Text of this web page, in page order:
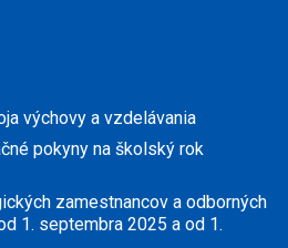
výchovy a vzdelávania
pokyny na školský rok
zamestnancov a odborných
1. septembra 2025 a od 1.